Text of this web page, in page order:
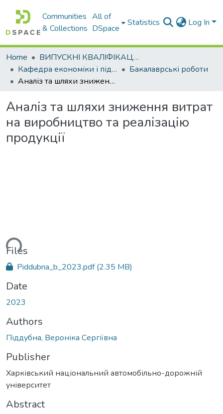
Communities
& Collections
All of
DSpace
Statistics Log In
Home
ВИПУСКНІ КВАЛІФІКАЦІЙНІ РОБОТИ
Кафедра економіки і підприємництва
Бакалаврські роботи
Аналіз та шляхи зниження витрат на виробництво та реалізацію продукції
Аналіз та шляхи зниження витрат
на виробництво та реалізацію
продукції
Files
Piddubna_b_2023.pdf(2.35 MB)
Date
2023
Authors
Піддубна, Вероніка Сергіївна
Publisher
Харківський національний автомобільно-дорожній
університет
Abstract